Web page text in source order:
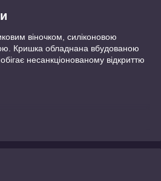
віночком, силіконовою
Кришка обладнана вбудованою
несанкціонованому відкриттю